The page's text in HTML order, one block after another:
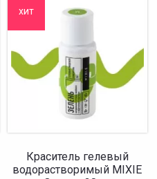
хит
Краситель гелевый
водорастворимый MIXIE